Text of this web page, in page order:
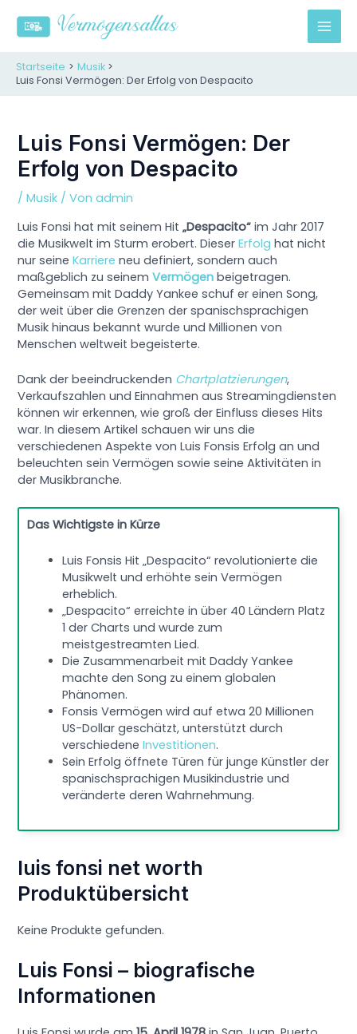
Inhalt
springen
M
N
Startseite
Musik
Luis Fonsi Vermögen: Der Erfolg von Despacito
Luis Fonsi Vermögen: Der
Erfolg von Despacito
/Musik / Vonadmin
Luis Fonsi hat mit seinem Hit„Despacito“ im Jahr 2017
die Musikwelt im Sturm erobert. DieserErfolg hat nicht
nur seineKarriere neu definiert, sondern auch
maßgeblich zu seinemVermögen beigetragen.
Gemeinsam mit Daddy Yankee schuf er einen Song,
der weit über die Grenzen der spanischsprachigen
Musik hinaus bekannt wurde und Millionen von
Menschen weltweit begeisterte.
Dank der beeindruckenden Chartplatzierungen,
Verkaufszahlen und Einnahmen aus Streamingdiensten
können wir erkennen, wie groß der Einfluss dieses Hits
war. In diesem Artikel schauen wir uns die
verschiedenen Aspekte von Luis Fonsis Erfolg an und
beleuchten sein Vermögen sowie seine Aktivitäten in
der Musikbranche.
Das Wichtigste in Kürze
Luis Fonsis Hit „Despacito“ revolutionierte die
Musikwelt und erhöhte sein Vermögen
erheblich.
„Despacito“ erreichte in über 40 Ländern Platz
1 der Charts und wurde zum
meistgestreamten Lied.
Die Zusammenarbeit mit Daddy Yankee
machte den Song zu einem globalen
Phänomen.
Fonsis Vermögen wird auf etwa 20 Millionen
US-Dollar geschätzt, unterstützt durch
verschiedeneInvestitionen.
Sein Erfolg öffnete Türen für junge Künstler der
spanischsprachigen Musikindustrie und
veränderte deren Wahrnehmung.
luis fonsi net worth
Produktübersicht
Keine Produkte gefunden.
Luis Fonsi – biografische
Informationen